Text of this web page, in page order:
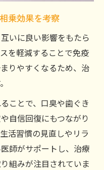
乗効果を考察
いに良い影響をもたら
を軽減することで免疫
りやすくなるため、治
ことで、口臭や歯ぐき
自信回復にもつながり
活習慣の見直しやリラ
師がサポートし、治療
組みが注目されていま